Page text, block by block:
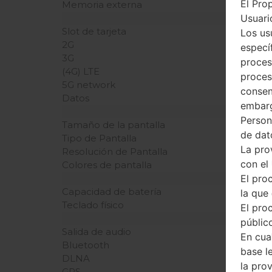
Memoria externa
Slot de tarjeta
2G
3G
(4G) LTE
5G network
Datos
Tamaño de la pantalla
Tipo de Pantalla
Resolución de Pantalla
Colores de pantalla
Capacidad de batería
Teclado físico
Salida de audio
Bluetooth
DLNA
El
Los
de
La
con el
El
la que
El
En
base
la